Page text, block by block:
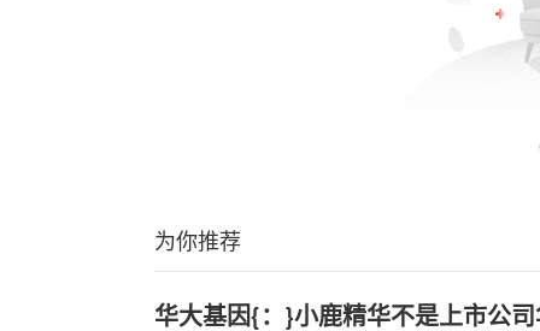
为你推荐
华大基因{：}小鹿精华不是上市公